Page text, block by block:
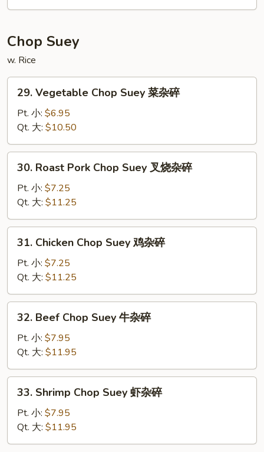
面
Chop Suey
w. Rice
Vegetable
Chop
Suey
菜
杂
29. Vegetable Chop Suey 菜杂碎
Pt. 小: $6.95
Qt. 大: $10.50
Roast
Pork
Chop
Suey
叉
30. Roast Pork Chop Suey 叉烧杂碎
Pt. 小: $7.25
Qt. 大: $11.25
Chicken
Chop
Suey
鸡
杂
31. Chicken Chop Suey 鸡杂碎
Pt. 小: $7.25
Qt. 大: $11.25
Beef
Chop
Suey
牛
杂
32. Beef Chop Suey 牛杂碎
Pt. 小: $7.95
Qt. 大: $11.95
Shrimp
Chop
Suey
虾
33. Shrimp Chop Suey 虾杂碎
Pt. 小: $7.95
Qt. 大: $11.95